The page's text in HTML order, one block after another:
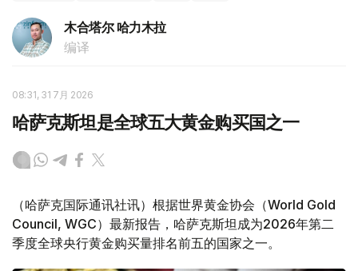
木合塔尔 哈力木拉
编译
08:31, 31 7月 2026
哈萨克斯坦是全球五大黄金购买国之一
（哈萨克国际通讯社讯）根据世界黄金协会（World Gold
Council, WGC）最新报告，哈萨克斯坦成为2026年第二
季度全球央行黄金购买量排名前五的国家之一。